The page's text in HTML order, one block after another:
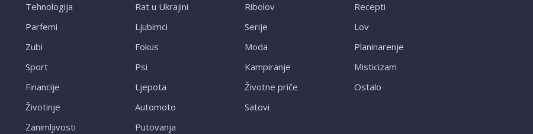
Tehnologija
Parfemi
Zubi
Sport
Financije
Životinje
Zanimljivosti
Rat u Ukrajini
Ljubimci
Fokus
Psi
Ljepota
Automoto
Putovanja
Ribolov
Serije
Moda
Kampiranje
Životne priče
Satovi
Recepti
Lov
Planinarenje
Misticizam
Ostalo